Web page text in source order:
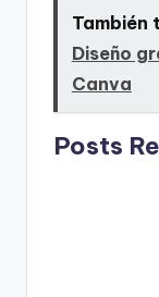
También
Diseño
Canva
Posts